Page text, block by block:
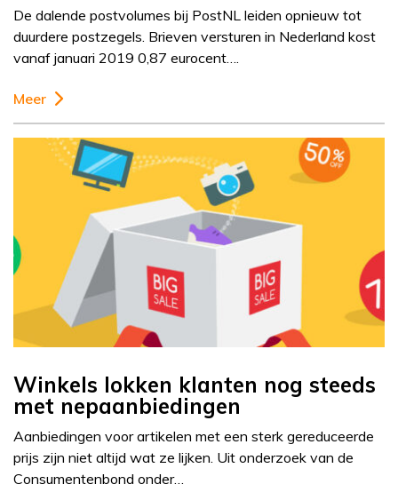
De dalende postvolumes bij PostNL leiden opnieuw tot
duurdere postzegels. Brieven versturen in Nederland kost
vanaf januari 2019 0,87 eurocent….
Meer
Winkels lokken klanten nog steeds
met nepaanbiedingen
Aanbiedingen voor artikelen met een sterk gereduceerde
prijs zijn niet altijd wat ze lijken. Uit onderzoek van de
Consumentenbond onder…